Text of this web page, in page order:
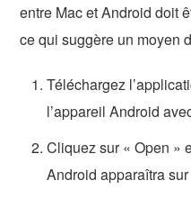
entre Mac et Android doit
ce qui suggère un moyen
Téléchargez
l’appareil Android
Cliquez sur « Open »
Android apparaîtra